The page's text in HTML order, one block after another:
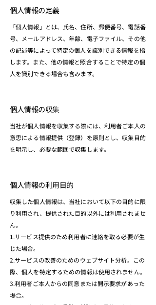
個人情報の定義
「個人情報」とは、氏名、住所、郵便番号、電話番
号、メールアドレス、年齢、電子ファイル、その他
の記述等によって特定の個人を識別できる情報を指
します。また、他の情報と照合することで特定の個
人を識別できる場合も含みます。
個人情報の収集
当社が個人情報を収集する際には、利用者ご本人の
意思による情報提供（登録）を原則とし、収集目的
を明示し、必要な範囲で収集します。
個人情報の利用目的
収集した個人情報は、当社において以下の目的に限
り利用され、提供された目的以外には利用されませ
ん。
1.サービス提供のため利用者に連絡を取る必要が生
じた場合。
2.サービスの改善のためのウェブサイト分析。この
際、個人を特定するための情報は使用されません。
3.利用者ご本人からの同意または開示要求があった
場合。